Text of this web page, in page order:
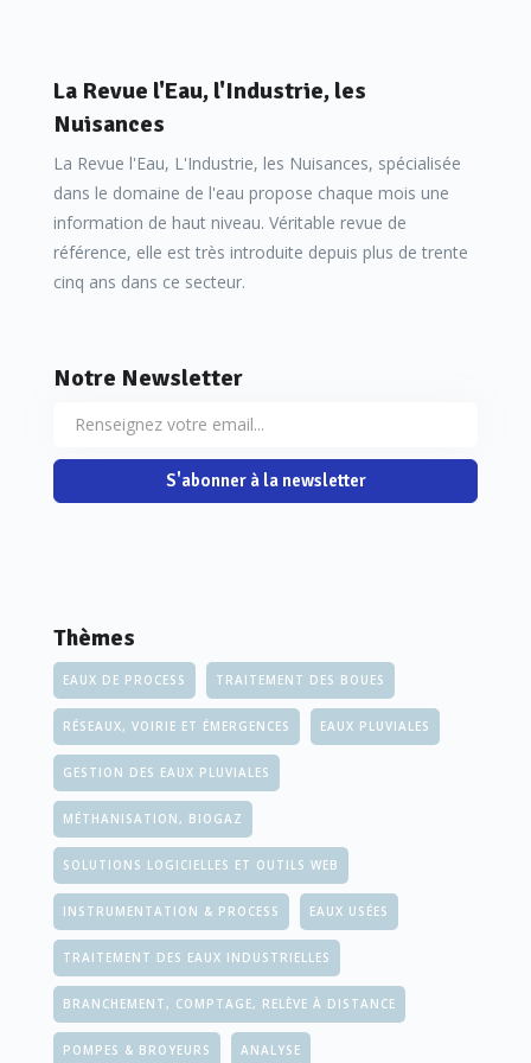
Si elle reste aujourd'hui moins rentable économiquement
que l'injection, elle séduit néanmoins de plus en plus
d'exploitants dans une logique d'autoconsommation. «
la cogénération prend tout son sens
Chauvel. Sauf qu'elle reste, pour l'instant, moins rentable
que l'injection qui est souvent privilégiée «en raison d'un
tarif d'obligation particulièrement attractif », nuance-t-il.
contrôles très précis.
DES QUALITÉS DIFFÉRENTES SELON LES
USAGES
Le biogaz est un gaz combustible issu d'une réaction
biologique appelée méthanisation ou fermentation
anaérobie, correspondant à la dégradation bactérienne de
matières organiques, en absence d'oxygène. Il est
majoritairement composé de méthane (CH₄) et de dioxyde
de carbone (CO₂). «La boue en elle-même a un pouvoir
méthanogène assez faible, donc les stations ajoutent souvent
La Revue l'Eau, l'Industrie, les
Nuisances
La Revue l'Eau, L'Industrie, les Nuisances, spécialisée
dans le domaine de l'eau propose chaque mois une
information de haut niveau. Véritable revue de
référence, elle est très introduite depuis plus de trente
cinq ans dans ce secteur.
Notre Newsletter
S'abonner à la newsletter
Thèmes
EAUX DE PROCESS TRAITEMENT DES BOUES
RÉSEAUX, VOIRIE ET ÉMERGENCES EAUX PLUVIALES
GESTION DES EAUX PLUVIALES
MÉTHANISATION, BIOGAZ
SOLUTIONS LOGICIELLES ET OUTILS WEB
INSTRUMENTATION & PROCESS EAUX USÉES
TRAITEMENT DES EAUX INDUSTRIELLES
BRANCHEMENT, COMPTAGE, RELÈVE À DISTANCE
POMPES & BROYEURS ANALYSE